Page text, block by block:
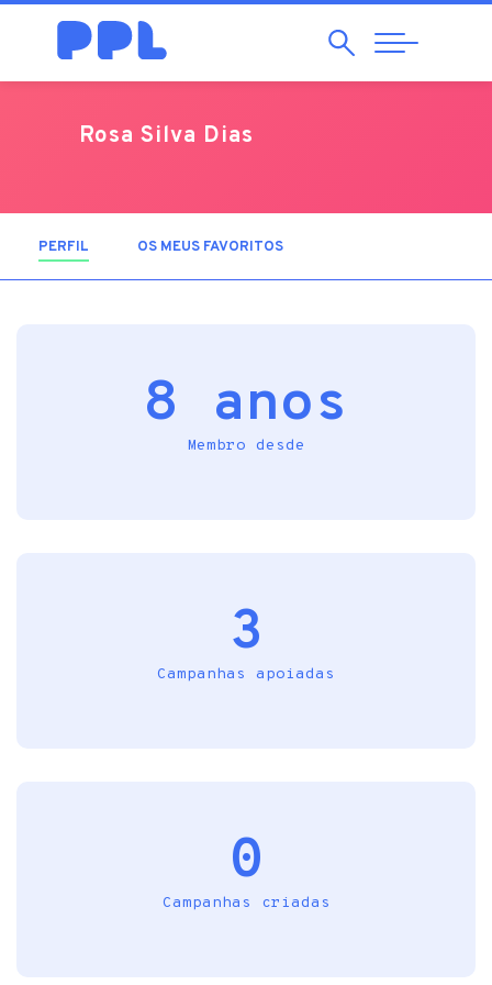
Pesquisar
Abrir
Navegação
Rosa Silva Dias
PERFIL (SEPARADOR ATIVO)
OS MEUS FAVORITOS
8 anos
Membro desde
3
Campanhas apoiadas
0
Campanhas criadas